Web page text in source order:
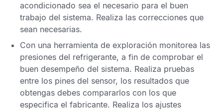
acondicionado sea el necesario para el buen
trabajo del sistema. Realiza las correcciones que
sean necesarias.
Con una herramienta de exploración monitorea las
presiones del refrigerante, a fin de comprobar el
buen desempeño del sistema. Realiza pruebas
entre los pines del sensor, los resultados que
obtengas debes compararlos con los que
especifica el fabricante. Realiza los ajustes